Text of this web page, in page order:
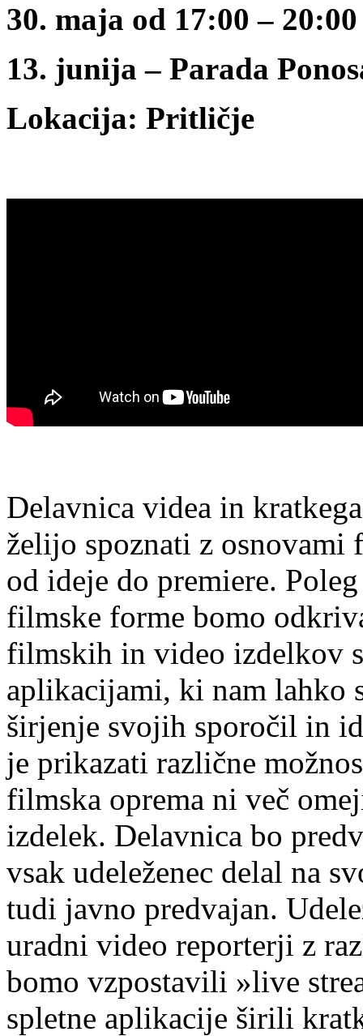
30. maja od 17:00 – 20:00
13. junija – Parada
Lokacija: Pritličje
Delavnica videa in
želijo spoznati z osnovami
od ideje do premiere.
filmske forme bomo
filmskih in video izdelkov
aplikacijami, ki nam lahko
širjenje svojih sporočil in
je prikazati različne
filmska oprema ni več
izdelek. Delavnica bo
vsak udeleženec delal na
tudi javno predvajan.
uradni video reporterji z
bomo vzpostavili »live
spletne aplikacije širili